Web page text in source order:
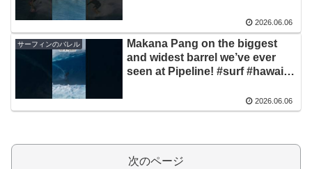
2026.06.06
サーフィンのバレル
Makana Pang on the biggest
and widest barrel we’ve ever
seen at Pipeline! #surf #hawaii
2026.06.06
次のページ